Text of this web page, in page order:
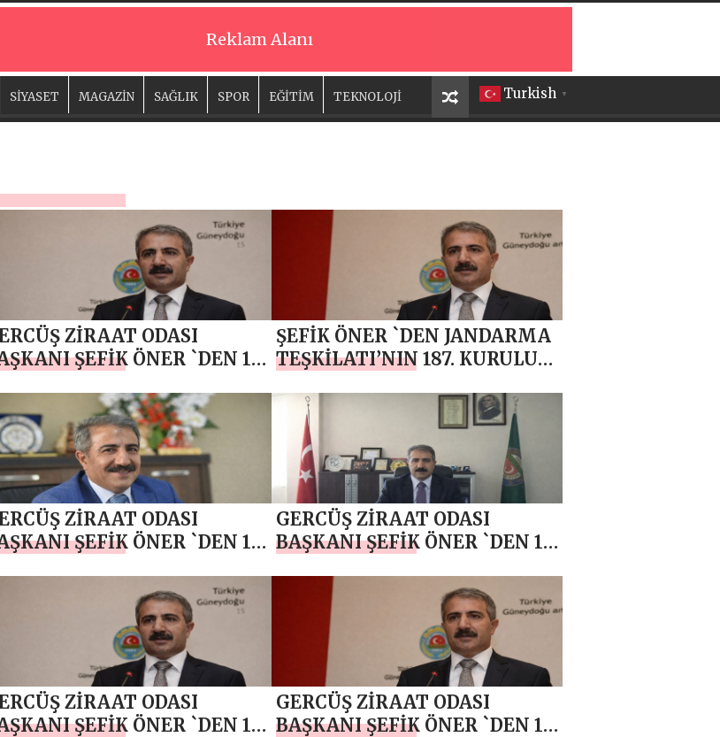
Reklam Alanı
Turkish ▼
SİYASET MAGAZİN SAĞLIK SPOR EĞİTİM TEKNOLOJİ
ZİRAAT ODASI
ŞEFİK ÖNER `DEN 15
BİRLİK GÜNÜ MESAJI
ŞEFİK ÖNER `DEN JANDARMA
TEŞKİLATI’NIN 187. KURULUŞ
ZİRAAT ODASI
ŞEFİK ÖNER `DEN 19
VE SPOR BAYRAMI
GERCÜŞ ZİRAAT ODASI
BAŞKANI ŞEFİK ÖNER `DEN 14
GÜNÜ MESAJI
ZİRAAT ODASI
ŞEFİK ÖNER `DEN 1
GERCÜŞ ZİRAAT ODASI
BAŞKANI ŞEFİK ÖNER `DEN 10